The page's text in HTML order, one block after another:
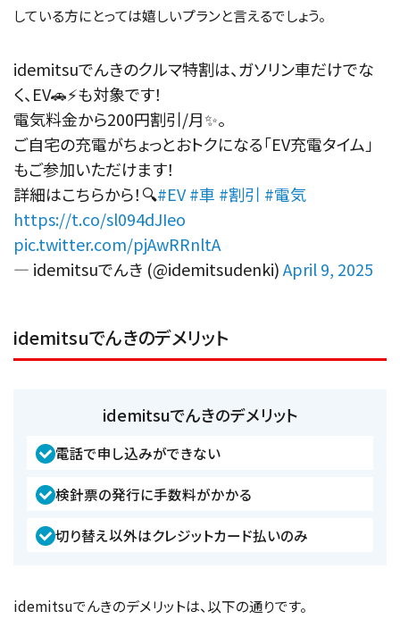
している方にとっては嬉しいプランと言えるでしょう。
idemitsuでんきのクルマ特割は、ガソリン車だけでな
く、EV🚗⚡️も対象です！
電気料金から200円割引/月✨。
ご自宅の充電がちょっとおトクになる「EV充電タイム」
もご参加いただけます！
詳細はこちらから！🔍#EV#車 #割引 #電気
https://t.co/sl094dJIeo
pic.twitter.com/pjAwRRnltA
— idemitsuでんき (@idemitsudenki)April 9, 2025
idemitsuでんきのデメリット
idemitsuでんきのデメリット
電話で申し込みができない
検針票の発行に手数料がかかる
切り替え以外はクレジットカード払いのみ
idemitsuでんきのデメリットは、以下の通りです。